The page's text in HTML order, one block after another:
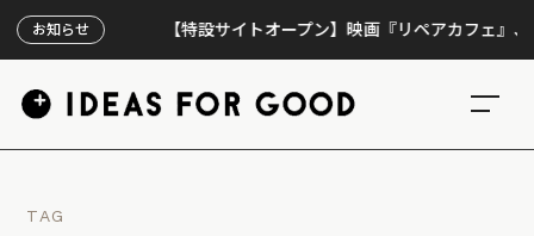
お知らせ 【特設サイトオープン】映画『リペアカフェ』、上映300
TAG